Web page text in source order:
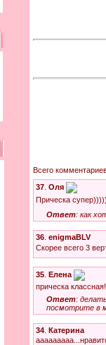
Всего
37 Оля
Прическа
Ответ: как
36 enigmaBLV
Скорее всего 3
35 Елена
прическа
Ответ:
посмотрите в
34 Катерина